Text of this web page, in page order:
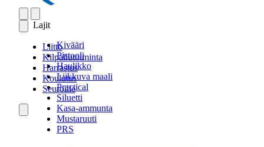
Lajit
Kivääri
Pistooli
Haulikko
Liikkuva maali
Practical
Siluetti
Kasa-ammunta
Mustaruuti
PRS
Liitto
Kilpailutoiminta
Harrastus
Koulutus
Seuroille